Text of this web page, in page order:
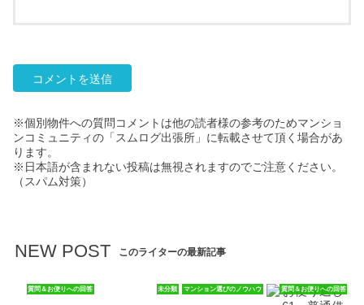
※個別物件への質問コメントは他の読者様の参考のためマンショ
ンコミュニティの「スムログ出張所」に転載させて頂く場合があ
ります。
※日本語が含まれない投稿は無視されますのでご注意ください。
（スパム対策）
NEW POST このライターの最新記事
質問＆お便りへの回答 未分類 マンション選びのノウハウ 質問＆お便りへの回答